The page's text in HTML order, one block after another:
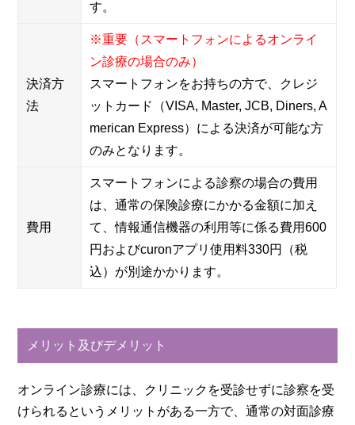
す。
決済方
法
※重要（スマートフォンによるオンライ
ン診療の場合のみ）
スマートフォンをお持ちの方で、クレジ
ットカード（VISA, Master, JCB, Diners, A
merican Express）による決済が可能な方
のみとなります。
費用
スマートフォンによる診察の場合の費用
は、通常の保険診療にかかる金額に加え
て、情報通信機器の利用等に係る費用600
円およびcuronアプリ使用料330円（税
込）が別途かかります。
メリット及びデメリット
オンライン診療には、クリニックを受診せずに診察を受
けられるというメリットがある一方で、通常の対面診療